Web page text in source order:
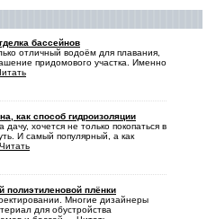
бассейнов
отличный водоём для плавания,
придомового участка. Именно
как способ гидроизоляции
хочется не только покопаться в
И самый популярный, а как
Читать
полиэтиленовой плёнки
Многие дизайнеры
для обустройства